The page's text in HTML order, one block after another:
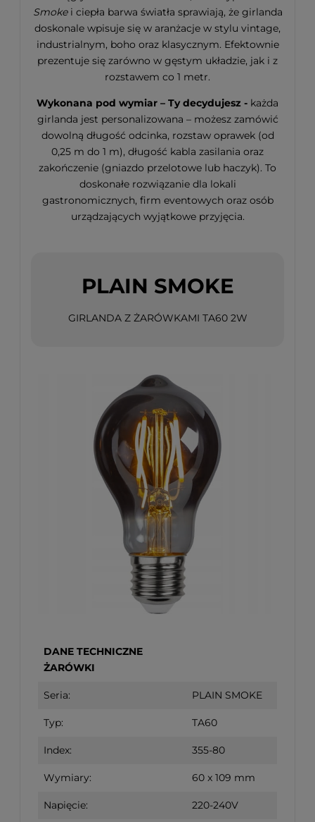
Smokei ciepła barwa światła sprawiają, że girlanda
doskonale wpisuje się w aranżacje w stylu vintage,
industrialnym, boho oraz klasycznym. Efektownie
prezentuje się zarówno w gęstym układzie, jak i z
rozstawem co 1 metr.
Wykonana pod wymiar – Ty decydujesz - każda
girlanda jest personalizowana – możesz zamówić
dowolną długość odcinka, rozstaw oprawek (od
0,25 m do 1 m), długość kabla zasilania oraz
zakończenie (gniazdo przelotowe lub haczyk). To
doskonałe rozwiązanie dla lokali
gastronomicznych, firm eventowych oraz osób
urządzających wyjątkowe przyjęcia.
PLAIN SMOKE
GIRLANDA Z ŻARÓWKAMI TA60 2W
DANE TECHNICZNE
ŻARÓWKI
Seria: PLAIN SMOKE
Typ: TA60
Index: 355-80
Wymiary: 60 x 109 mm
Napięcie: 220-240V